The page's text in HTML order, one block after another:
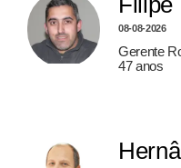
08-08-2026
Gerente
47 anos